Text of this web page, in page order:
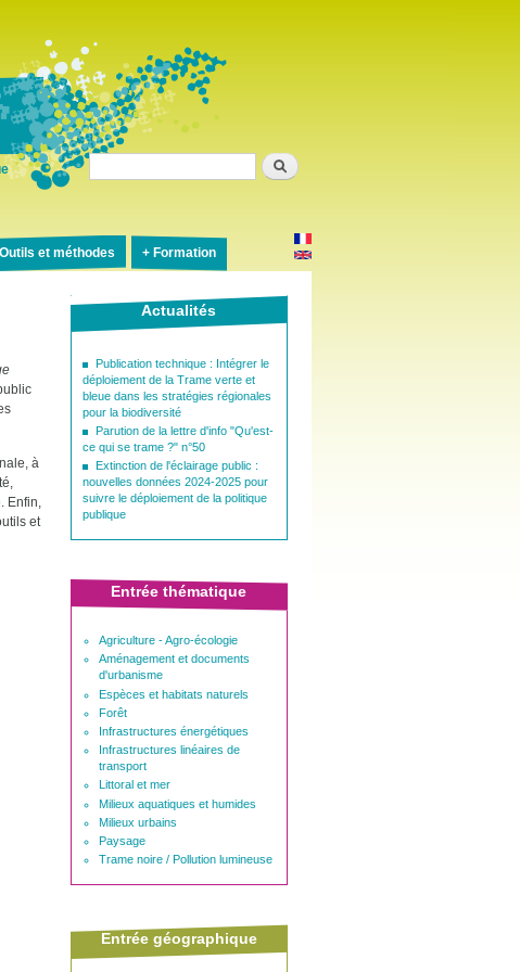
Outils et méthodes Formation
à
Enfin,
et
Actualités
Publication technique : Intégrer le
déploiement de la Trame verte et
bleue dans les stratégies régionales
pour la biodiversité
Parution de la lettre d'info "Qu'est-
ce qui se trame ?" n°50
Extinction de l'éclairage public :
nouvelles données 2024-2025 pour
suivre le déploiement de la politique
publique
Entrée thématique
Agriculture - Agro-écologie
Aménagement et documents
d'urbanisme
Espèces et habitats naturels
Forêt
Infrastructures énergétiques
Infrastructures linéaires de
transport
Littoral et mer
Milieux aquatiques et humides
Milieux urbains
Paysage
Trame noire / Pollution lumineuse
Entrée géographique